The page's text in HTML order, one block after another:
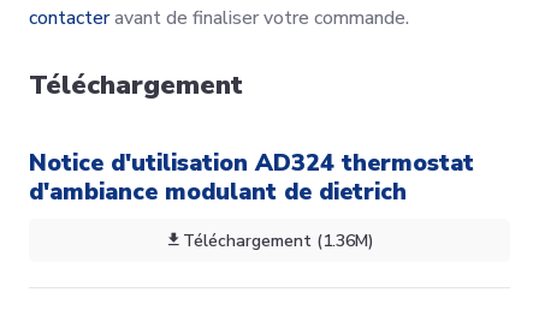
contacteravant de finaliser votre commande.
Téléchargement
Notice d'utilisation AD324 thermostat
d'ambiance modulant de dietrich
Téléchargement (1.36M)